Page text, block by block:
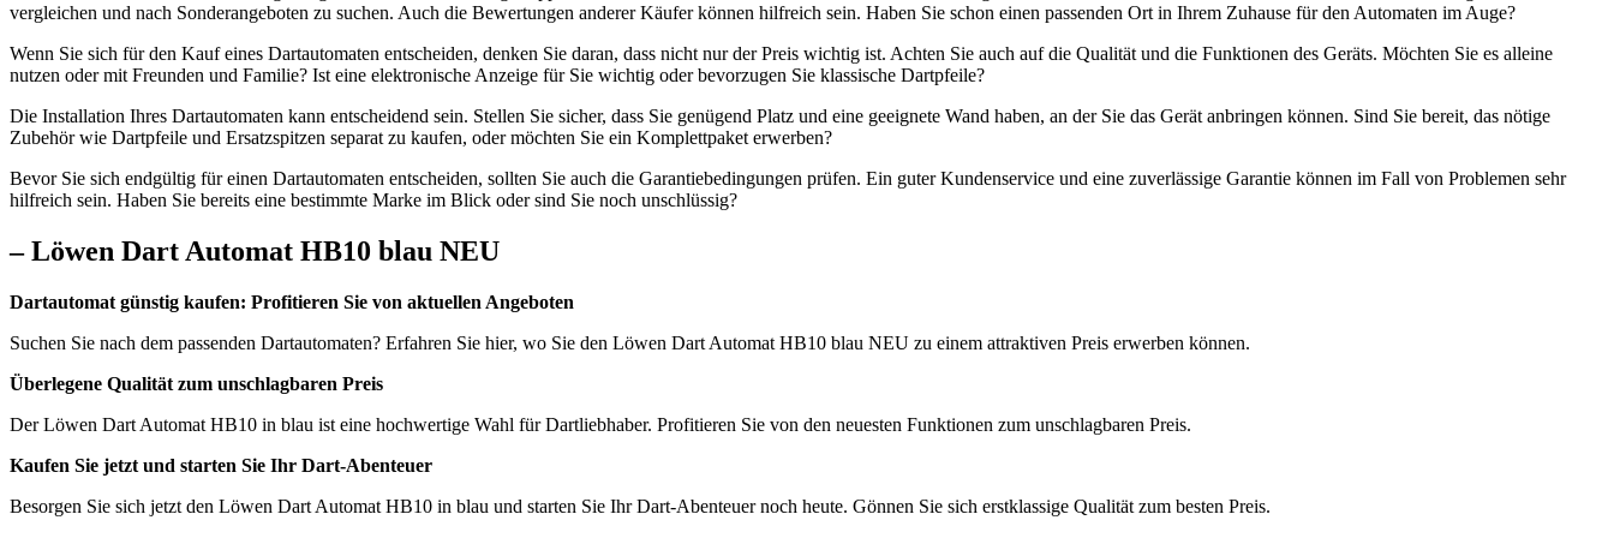
vergleichen und nach Sonderangeboten zu suchen. Auch die Bewertungen anderer Käufer können hilfreich sein. Haben Sie schon einen passenden Ort in Ihrem Zuhause für den Automaten im Auge?
Wenn Sie sich für den Kauf eines Dartautomaten entscheiden, denken Sie daran, dass nicht nur der Preis wichtig ist. Achten Sie auch auf die Qualität und die Funktionen des Geräts. Möchten Sie es alleine
nutzen oder mit Freunden und Familie? Ist eine elektronische Anzeige für Sie wichtig oder bevorzugen Sie klassische Dartpfeile?
Die Installation Ihres Dartautomaten kann entscheidend sein. Stellen Sie sicher, dass Sie genügend Platz und eine geeignete Wand haben, an der Sie das Gerät anbringen können. Sind Sie bereit, das nötige
Zubehör wie Dartpfeile und Ersatzspitzen separat zu kaufen, oder möchten Sie ein Komplettpaket erwerben?
Bevor Sie sich endgültig für einen Dartautomaten entscheiden, sollten Sie auch die Garantiebedingungen prüfen. Ein guter Kundenservice und eine zuverlässige Garantie können im Fall von Problemen sehr
hilfreich sein. Haben Sie bereits eine bestimmte Marke im Blick oder sind Sie noch unschlüssig?
– Löwen Dart Automat HB10 blau NEU
Dartautomat günstig kaufen: Profitieren Sie von aktuellen Angeboten
Suchen Sie nach dem passenden Dartautomaten? Erfahren Sie hier, wo Sie den Löwen Dart Automat HB10 blau NEU zu einem attraktiven Preis erwerben können.
Überlegene Qualität zum unschlagbaren Preis
Der Löwen Dart Automat HB10 in blau ist eine hochwertige Wahl für Dartliebhaber. Profitieren Sie von den neuesten Funktionen zum unschlagbaren Preis.
Kaufen Sie jetzt und starten Sie Ihr Dart-Abenteuer
Besorgen Sie sich jetzt den Löwen Dart Automat HB10 in blau und starten Sie Ihr Dart-Abenteuer noch heute. Gönnen Sie sich erstklassige Qualität zum besten Preis.